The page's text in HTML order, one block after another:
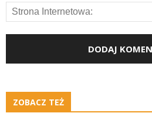
ZOBACZ TEŻ